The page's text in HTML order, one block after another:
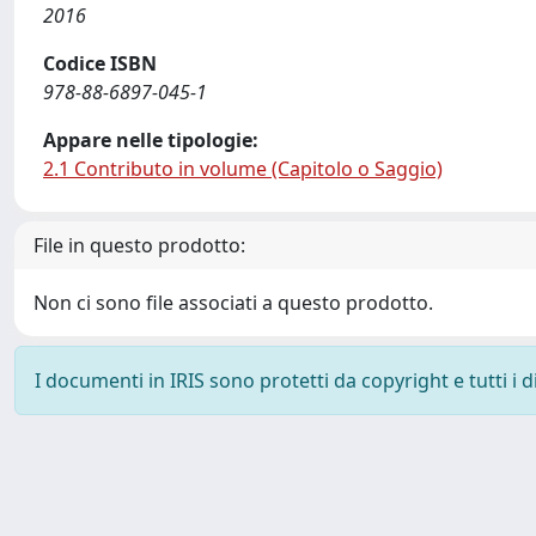
2016
Codice ISBN
978-88-6897-045-1
Appare nelle tipologie:
2.1 Contributo in volume (Capitolo o Saggio)
File in questo prodotto:
Non ci sono file associati a questo prodotto.
I documenti in IRIS sono protetti da copyright e tutti i